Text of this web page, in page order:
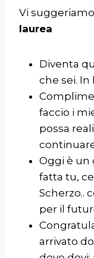
Vi
laurea
Diventa
che sei.
faccio i
possa
Oggi è un
fatta tu,
Scherzo..
per il
arrivato